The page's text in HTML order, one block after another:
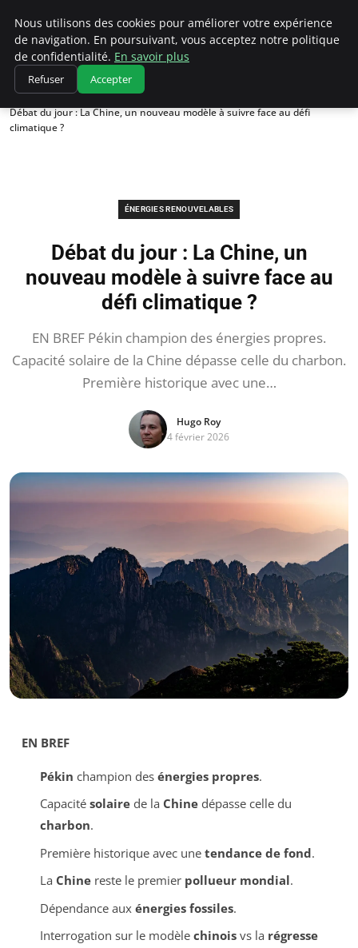
Climatedebtagents
Accueil
Énergies Renouvelables
Débat du jour : La Chine, un nouveau modèle à suivre face au défi
climatique ?
ÉNERGIES RENOUVELABLES
Débat du jour : La Chine, un
nouveau modèle à suivre face au
défi climatique ?
EN BREF Pékin champion des énergies propres.
Capacité solaire de la Chine dépasse celle du charbon.
Première historique avec une…
Hugo Roy
4 février 2026
EN BREF
Pékin champion des énergies propres.
Capacité solairede la Chinedépasse celle du
charbon.
Première historique avec une tendance de fond.
La Chinereste le premier pollueur mondial.
Dépendance aux énergies fossiles.
Interrogation sur le modèle chinoisvs la régresse
Nous utilisons des cookies pour améliorer votre expérience
de navigation. En poursuivant, vous acceptez notre politique
de confidentialité. En savoir plus
Refuser Accepter